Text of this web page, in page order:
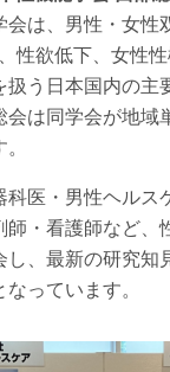
会は、男性・女性
性欲低下、女性
う日本国内の主
会は同学会が地域
医・男性ヘルス
・看護師など、
し、最新の研究知
っています。